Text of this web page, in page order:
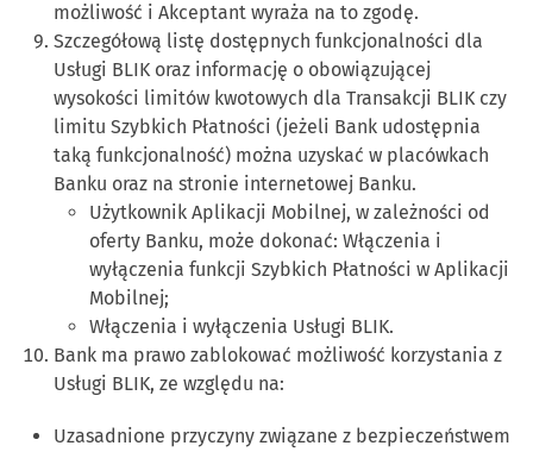
możliwość i Akceptant wyraża na to zgodę.
Szczegółową listę dostępnych funkcjonalności dla
Usługi BLIK oraz informację o obowiązującej
wysokości limitów kwotowych dla Transakcji BLIK czy
limitu Szybkich Płatności (jeżeli Bank udostępnia
taką funkcjonalność) można uzyskać w placówkach
Banku oraz na stronie internetowej Banku.
Użytkownik Aplikacji Mobilnej, w zależności od
oferty Banku, może dokonać: Włączenia i
wyłączenia funkcji Szybkich Płatności w Aplikacji
Mobilnej;
Włączenia i wyłączenia Usługi BLIK.
Bank ma prawo zablokować możliwość korzystania z
Usługi BLIK, ze względu na:
Uzasadnione przyczyny związane z bezpieczeństwem